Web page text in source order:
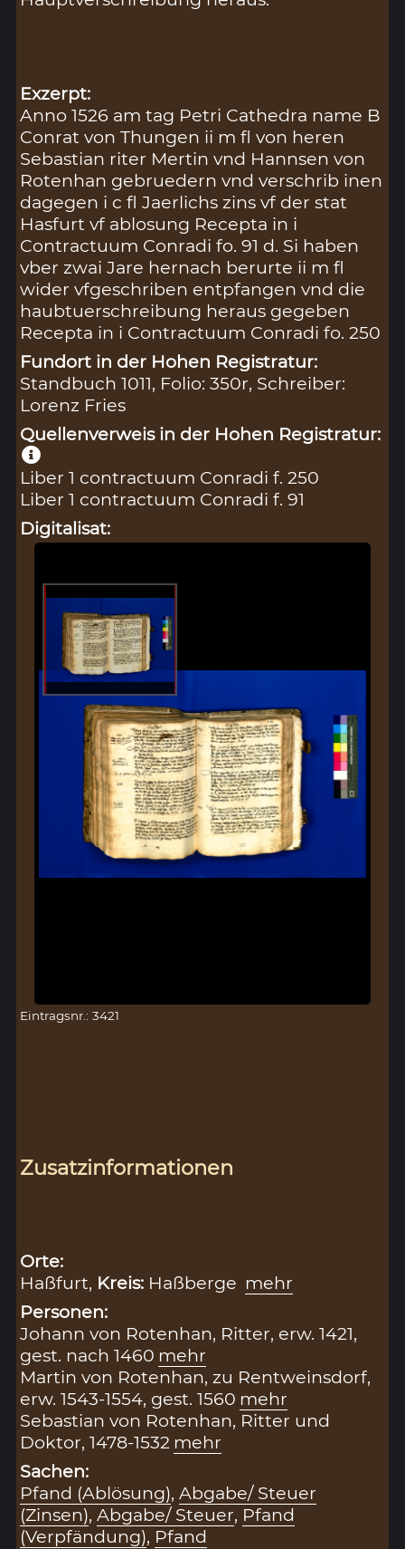
Exzerpt:
Anno 1526 am tag Petri Cathedra name B
Conrat von Thungen ii m fl von heren
Sebastian riter Mertin vnd Hannsen von
Rotenhan gebruedern vnd verschrib inen
dagegen i c fl Jaerlichs zins vf der stat
Hasfurt vf ablosung Recepta in i
Contractuum Conradi fo. 91 d. Si haben
vber zwai Jare hernach berurte ii m fl
wider vfgeschriben entpfangen vnd die
haubtuerschreibung heraus gegeben
Recepta in i Contractuum Conradi fo. 250
Fundort in der Hohen Registratur:
Standbuch 1011, Folio: 350r, Schreiber:
Lorenz Fries
Quellenverweis in der Hohen Registratur:
Liber 1 contractuum Conradi f. 250
Liber 1 contractuum Conradi f. 91
Digitalisat:
Eintragsnr.: 3421
Zusatzinformationen
Orte:
Haßfurt, Kreis: Haßberge mehr
Personen:
Johann von Rotenhan, Ritter, erw. 1421,
gest. nach 1460 mehr
Martin von Rotenhan, zu Rentweinsdorf,
erw. 1543-1554, gest. 1560 mehr
Sebastian von Rotenhan, Ritter und
Doktor, 1478-1532 mehr
Sachen:
Pfand (Ablösung),Abgabe/ Steuer
(Zinsen),Abgabe/ Steuer, Pfand
(Verpfändung), Pfand